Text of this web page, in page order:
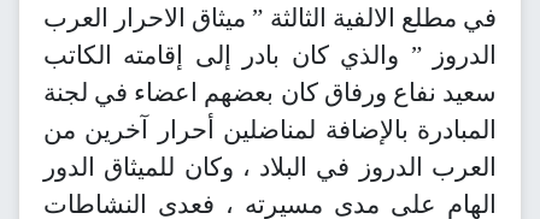
في مطلع الالفية الثالثة ” ميثاق الاحرار العرب
الدروز ” والذي كان بادر إلى إقامته الكاتب
سعيد نفاع ورفاق كان بعضهم اعضاء في لجنة
المبادرة بالإضافة لمناضلين أحرار آخرين من
العرب الدروز في البلاد ، وكان للميثاق الدور
الهام على مدى مسيرته ، فعدى النشاطات